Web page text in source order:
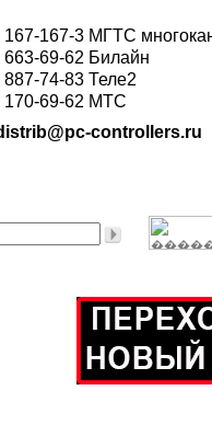
167-167-3 МГТС
663-69-62 Билайн
887-74-83 Теле2
170-69-62 МТС
controllers.ru